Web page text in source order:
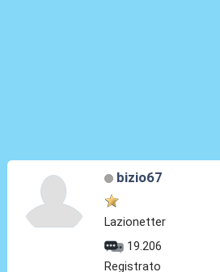
bizio67
Lazionetter
19.206
Registrato